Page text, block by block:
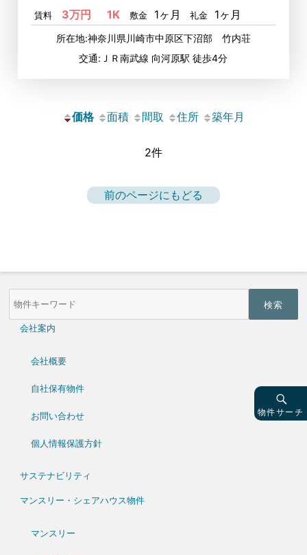
賃料 3万円 1K 敷金 1ヶ月 礼金 1ヶ月
所在地:神奈川県川崎市中原区下沼部 竹内荘
交通:ＪＲ南武線 向河原駅 徒歩4分
価格 面積 間取 住所 築年月
2件
前のページにもどる
物件サーチ
物
件
会社案内
会社概要
自社保有物件
お問い合わせ
個人情報保護方針
サステナビリティ
マンスリー・シェアハウス物件
マンスリー